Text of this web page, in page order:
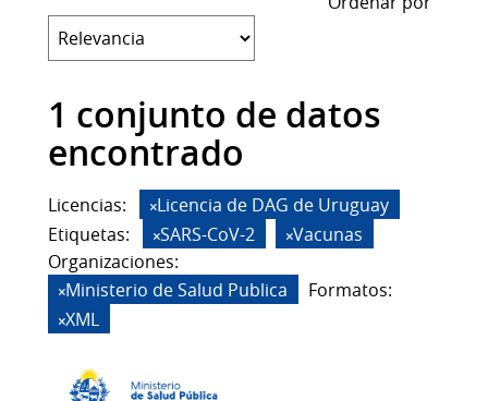
1 conjunto de datos
encontrado
Licencias:
Licencia de DAG de Uruguay
Etiquetas:
SARS-CoV-2
Vacunas
Organizaciones:
Ministerio de Salud Publica
Formatos:
XML